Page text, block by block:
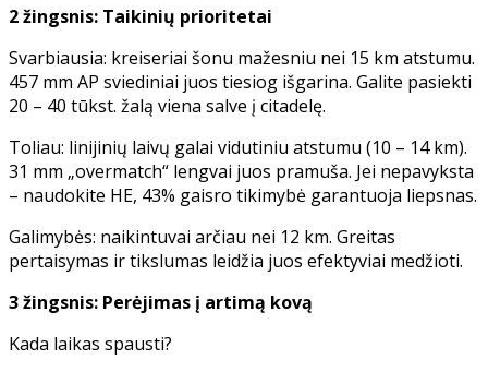
2 žingsnis: Taikinių prioritetai
Svarbiausia: kreiseriai šonu mažesniu nei 15 km atstumu.
457 mm AP sviediniai juos tiesiog išgarina. Galite pasiekti
20 – 40 tūkst. žalą viena salve į citadelę.
Toliau: linijinių laivų galai vidutiniu atstumu (10 – 14 km).
31 mm „overmatch“ lengvai juos pramuša. Jei nepavyksta
– naudokite HE, 43% gaisro tikimybė garantuoja liepsnas.
Galimybės: naikintuvai arčiau nei 12 km. Greitas
pertaisymas ir tikslumas leidžia juos efektyviai medžioti.
3 žingsnis: Perėjimas į artimą kovą
Kada laikas spausti?